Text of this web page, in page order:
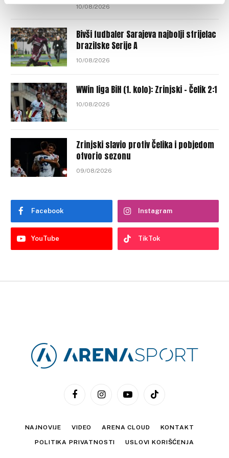
10/08/2026
Bivši fudbaler Sarajeva najbolji strijelac
brazilske Serije A
10/08/2026
WWin liga BiH (1. kolo): Zrinjski – Čelik 2:1
10/08/2026
Zrinjski slavio protiv Čelika i pobjedom
otvorio sezonu
09/08/2026
Facebook Instagram
YouTube TikTok
FacebookInstagramYouTubeTikTok
NAJNOVIJE VIDEO ARENA CLOUD KONTAKT
POLITIKA PRIVATNOSTI USLOVI KORIŠĆENJA